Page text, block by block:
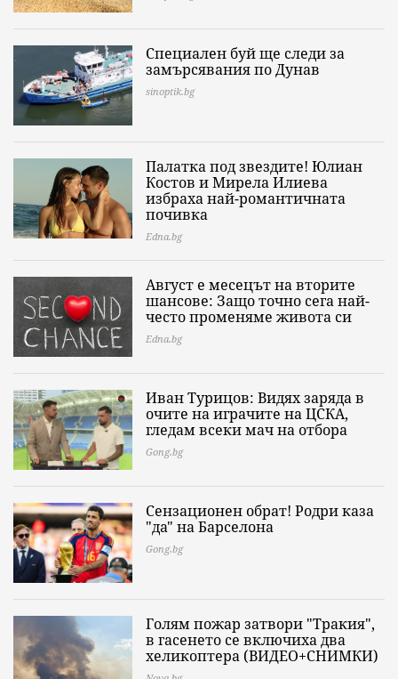
Специален буй ще следи за
замърсявания по Дунав
sinoptik.bg
Палатка под звездите! Юлиан
Костов и Мирела Илиева
избраха най-романтичната
почивка
Edna.bg
Август е месецът на вторите
шансове: Защо точно сега най-
често променяме живота си
Edna.bg
Иван Турицов: Видях заряда в
очите на играчите на ЦСКА,
гледам всеки мач на отбора
Gong.bg
Сензационен обрат! Родри каза
"да" на Барселона
Gong.bg
Голям пожар затвори "Тракия",
в гасенето се включиха два
хеликоптера (ВИДЕО+СНИМКИ)